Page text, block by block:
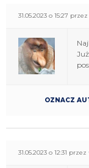
31.05.2023 o 15:27 przez
OZNACZ
31.05.2023 o 12:31 przez